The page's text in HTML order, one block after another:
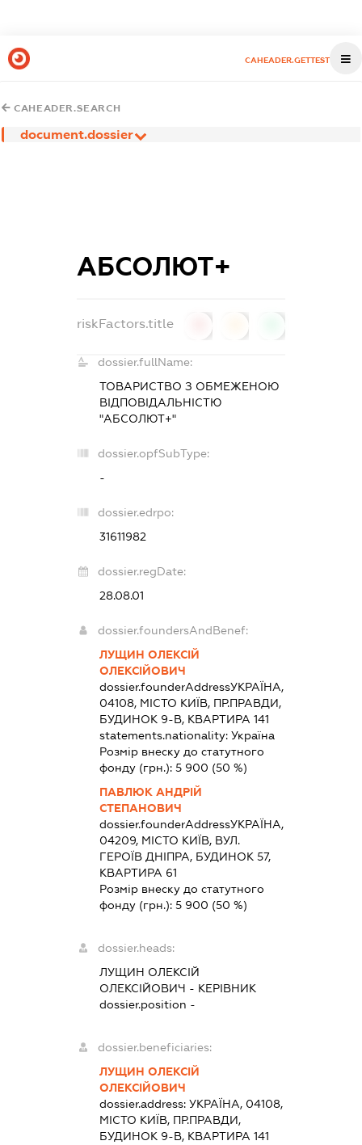
CAHEADER.GETTEST
CAHEADER.SEARCH
document.dossier
АБСОЛЮТ+
riskFactors.title
dossier.fullName:
ТОВАРИСТВО З ОБМЕЖЕНОЮ
ВІДПОВІДАЛЬНІСТЮ
"АБСОЛЮТ+"
dossier.opfSubType:
-
dossier.edrpo:
31611982
dossier.regDate:
28.08.01
dossier.foundersAndBenef:
ЛУЩИН ОЛЕКСІЙ
ОЛЕКСІЙОВИЧ
dossier.founderAddressУКРАЇНА,
04108, МІСТО КИЇВ, ПР.ПРАВДИ,
БУДИНОК 9-В, КВАРТИРА 141
statements.nationality: Україна
Розмір внеску до статутного
фонду (грн.): 5 900 (50 %)
ПАВЛЮК АНДРІЙ
СТЕПАНОВИЧ
dossier.founderAddressУКРАЇНА,
04209, МІСТО КИЇВ, ВУЛ.
ГЕРОЇВ ДНІПРА, БУДИНОК 57,
КВАРТИРА 61
Розмір внеску до статутного
фонду (грн.): 5 900 (50 %)
dossier.heads:
ЛУЩИН ОЛЕКСІЙ
ОЛЕКСІЙОВИЧ - КЕРІВНИК
dossier.position -
dossier.beneficiaries:
ЛУЩИН ОЛЕКСІЙ
ОЛЕКСІЙОВИЧ
dossier.address: УКРАЇНА, 04108,
МІСТО КИЇВ, ПР.ПРАВДИ,
БУДИНОК 9-В, КВАРТИРА 141